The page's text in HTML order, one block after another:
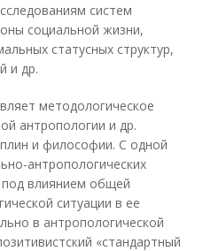
систем
социальной жизни,
статусных структур,
и др.
методологическое
антропологии и др.
и философии. С одной
антропологических
под влиянием общей
ситуации в ее
в антропологической
«стандартный